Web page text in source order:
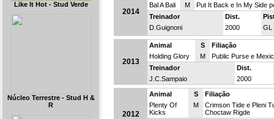
Like It Hot - Stud Verde
Núcleo Terrestre - Stud H &
R
2014
Bal A Bali
M
Put It Back e In My Side
Treinador
Dist.
D.Guignoni
2000 GL
2013
Animal S
Filiação
Holding Glory
M
Public Purse e
Treinador
Dist.
J.C.Sampaio
2000
2012
Animal S
Filiação
Plenty Of
Kicks
M
Crimson Tide e Pleni
Choctaw Rigde